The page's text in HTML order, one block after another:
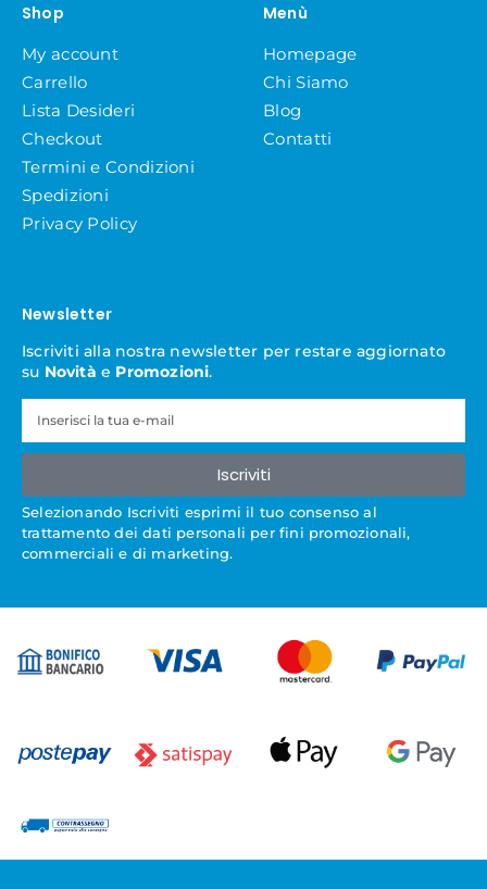
Shop
My account
Carrello
Lista Desideri
Checkout
Termini e Condizioni
Spedizioni
Privacy Policy
Menù
Homepage
Chi Siamo
Blog
Contatti
Newsletter
Iscriviti alla nostra newsletter per restare aggiornato
su Novità e Promozioni.
Iscriviti
Selezionando Iscriviti esprimi il tuo consenso al
trattamento dei dati personali per fini promozionali,
commerciali e di marketing.